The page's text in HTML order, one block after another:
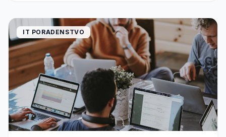
IT PORADENSTVO